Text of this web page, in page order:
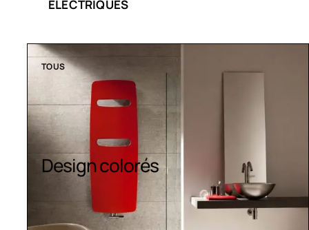
ÉLECTRIQUES
TOUS
Design colorés